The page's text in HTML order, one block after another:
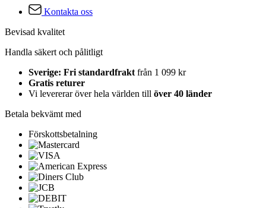
Kontakta oss
Bevisad kvalitet
Handla säkert och pålitligt
Sverige: Fri standardfrakt från 1 099 kr
Gratis returer
Vi levererar över hela världen till över 40 länder
Betala bekvämt med
Förskottsbetalning